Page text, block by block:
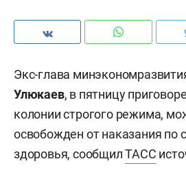
Экс-глава
Улюкаев, в пятницу
колонии строгого режима,
освобожден от наказания по
здоровья, сообщилТАСС